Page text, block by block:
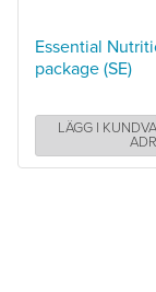
Essential
package (SE)
LÄGG I
ADR